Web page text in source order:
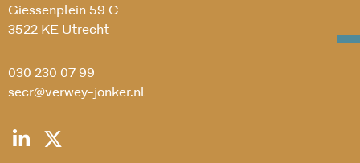
Giessenplein 59 C
3522 KE Utrecht
030 230 07 99
secr@verwey-jonker.nl